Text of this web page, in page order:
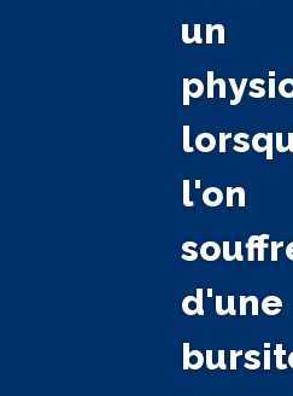
un
l'on
d'une